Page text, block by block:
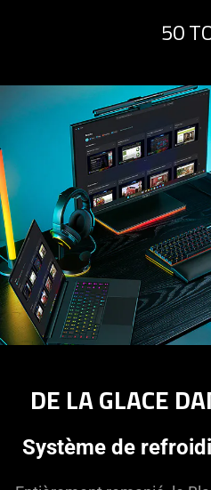
50
DE LA GLACE
Système de